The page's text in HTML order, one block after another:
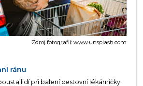
Zdroj fotografií: www.unsplash.com
ránu
lidí při balení cestovní lékárničky